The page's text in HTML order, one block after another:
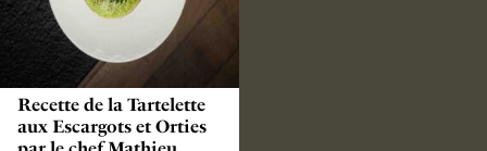
Recette de la Tartelette
aux Escargots et Orties